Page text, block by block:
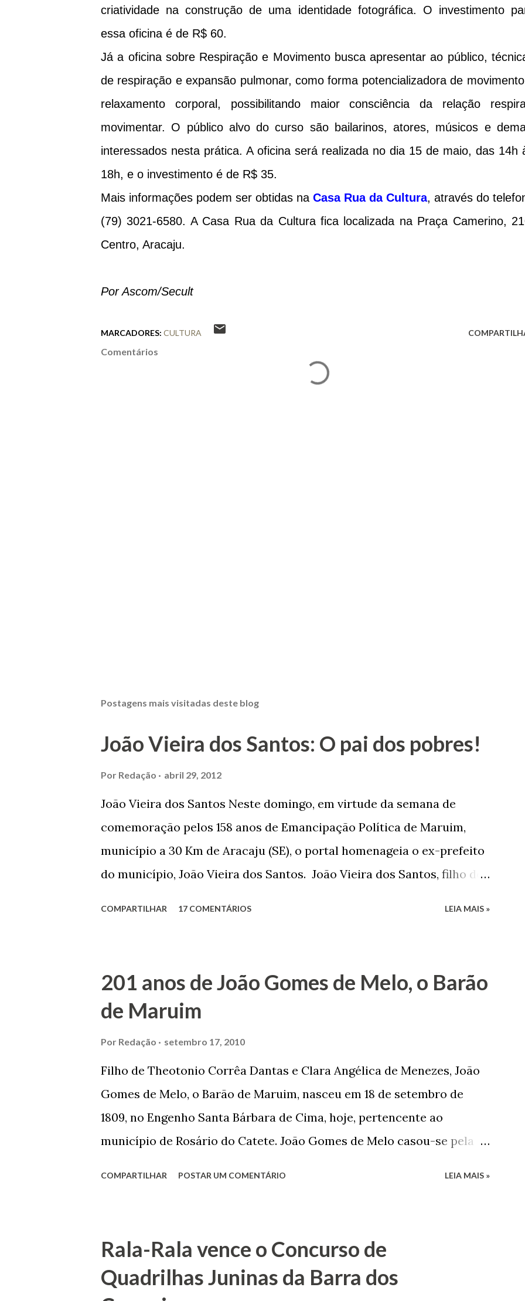
criatividade na construção de uma identidade fotográfica. O investimento
essa oficina é de R$ 60.
Já a oficina sobre Respiração e Movimento busca apresentar ao público,
de respiração e expansão pulmonar, como forma potencializadora de
relaxamento corporal, possibilitando maior consciência da relação
movimentar. O público alvo do curso são bailarinos, atores, músicos e
interessados nesta prática. A oficina será realizada no dia 15 de maio, das 14h
18h, e o investimento é de R$ 35.
Mais informações podem ser obtidas na Casa Rua da Cultura, através do
(79) 3021-6580. A Casa Rua da Cultura fica localizada na Praça Camerino,
Centro, Aracaju.
Por Ascom/Secult
MARCADORES: CULTURA
Comentários
Postagens mais visitadas deste blog
João Vieira dos Santos: O pai dos pobres!
Por Redação abril 29, 2012
João Vieira dos Santos Neste domingo, em virtude da semana de
comemoração pelos 158 anos de Emancipação Política de Maruim,
município a 30 Km de Aracaju (SE), o portal homenageia o ex-prefeito
do município, João Vieira dos Santos. João Vieira dos Santos, filho de
se dedicar aos estudos, e então passou a colocar o trabalho em
primeiro plano para auxiliar na renda familiar. No comércio foi
garçon, dono de bar, de armarinho e depois de uma panificação. “Ao
incontáveis vezes que trabalhar copiosamente fora de seu horário
normal em trocas de gorjetas que c...
COMPARTILHAR 17 COMENTÁRIOS LEIA MAIS »
201 anos de João Gomes de Melo, o Barão
de Maruim
Por Redação setembro 17, 2010
Filho de Theotonio Corrêa Dantas e Clara Angélica de Menezes, João
Gomes de Melo, o Barão de Maruim, nasceu em 18 de setembro de
1809, no Engenho Santa Bárbara de Cima, hoje, pertencente ao
município de Rosário do Catete. João Gomes de Melo casou-se pela
apontam que alguns parentes queriam o seu indiciamento para
apropriar-se da volumosa herança. Em 1862, transferiu-se para o Rio
COMPARTILHAR POSTAR UM COMENTÁRIO LEIA MAIS »
Rala-Rala vence o Concurso de
Quadrilhas Juninas da Barra dos